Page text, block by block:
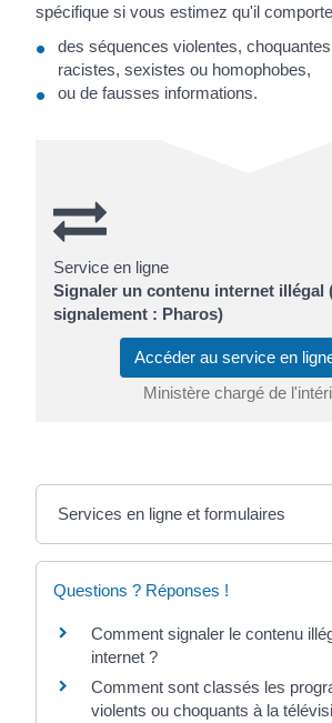
spécifique si vous estimez qu'il
des séquences violentes,
racistes, sexistes ou homophobes,
ou de fausses informations.
Service en ligne
Signaler un contenu internet illégal
signalement : Pharos)
Accéder au service en
Ministère chargé de
Services en ligne et formulaires
Questions ? Réponses !
Comment signaler le contenu
internet ?
Comment sont classés les
violents ou choquants à la